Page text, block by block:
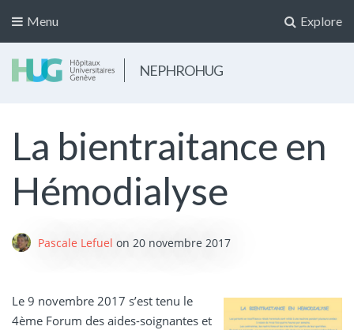
Explore
Menu
NEPHROHUG
La bientraitance en
Hémodialyse
Pascale Lefuel on 20 novembre 2017
Le 9 novembre 2017 s’est tenu le
4ème Forum des aides-soignantes et